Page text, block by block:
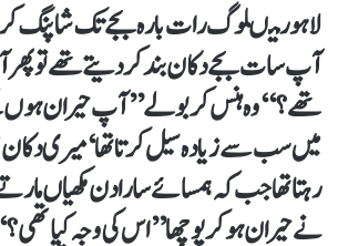
لاہور میںلوگ رات بارہ بجے تک
آپ سات بجے دکان بند کر دیتے تھے تو
تھے؟‘‘ وہ ہنس کر بولے ’’آپ حیران
میں سب سے زیادہ سیل کرتا تھا‘ میری
رہتا تھا جب کہ ہمسائے سارا دن مکھیاں
نے حیران ہو کر پوچھا ’’اس کی وجہ کیا